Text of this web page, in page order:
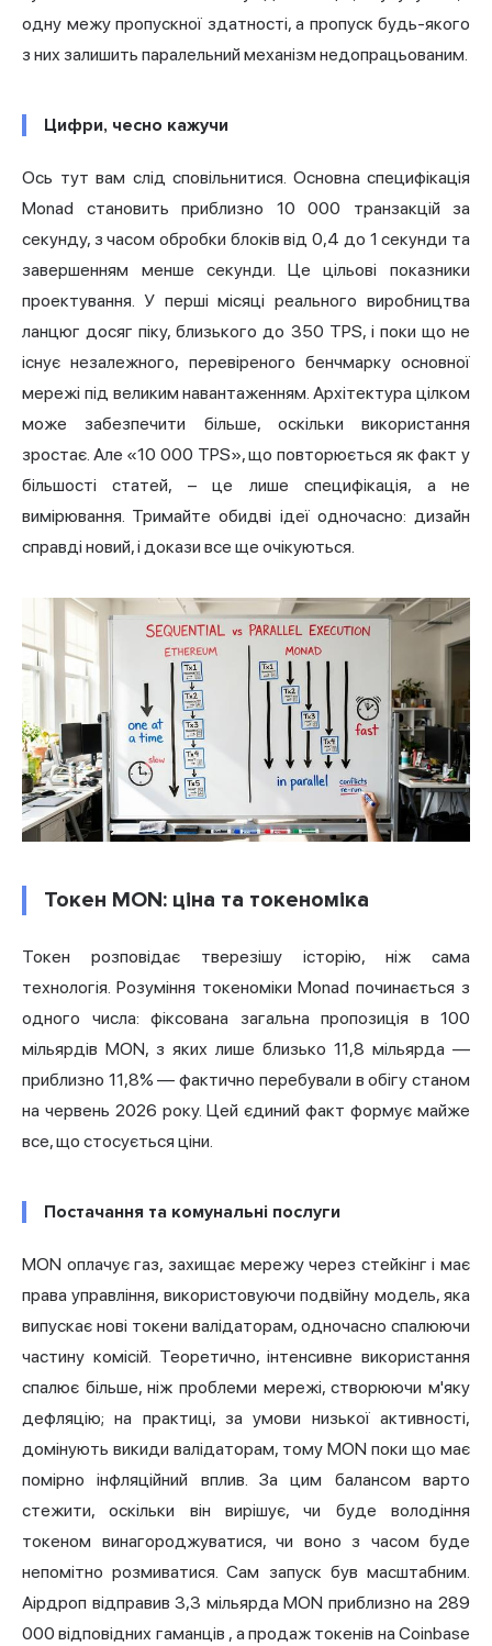
одну межу пропускної здатності, а пропуск будь-якого
з них залишить паралельний механізм недопрацьованим.
Цифри, чесно кажучи
Ось тут вам слід сповільнитися. Основна специфікація
Monad становить приблизно 10 000 транзакцій за
секунду, з часом обробки блоків від 0,4 до 1 секунди та
завершенням менше секунди. Це цільові показники
проектування. У перші місяці реального виробництва
ланцюг досяг піку, близького до 350 TPS, і поки що не
існує незалежного, перевіреного бенчмарку основної
мережі під великим навантаженням. Архітектура цілком
може забезпечити більше, оскільки використання
зростає. Але «10 000 TPS», що повторюється як факт у
більшості статей, – це лише специфікація, а не
вимірювання. Тримайте обидві ідеї одночасно: дизайн
справді новий, і докази все ще очікуються.
Токен MON: ціна та токеноміка
Токен розповідає тверезішу історію, ніж сама
технологія. Розуміння токеноміки Monad починається з
одного числа: фіксована загальна пропозиція в 100
мільярдів MON, з яких лише близько 11,8 мільярда —
приблизно 11,8% — фактично перебували в обігу станом
на червень 2026 року. Цей єдиний факт формує майже
все, що стосується ціни.
Постачання та комунальні послуги
MON оплачує газ, захищає мережу через стейкінг і має
права управління, використовуючи подвійну модель, яка
випускає нові токени валідаторам, одночасно спалюючи
частину комісій. Теоретично, інтенсивне використання
спалює більше, ніж проблеми мережі, створюючи м'яку
дефляцію; на практиці, за умови низької активності,
домінують викиди валідаторам, тому MON поки що має
помірно інфляційний вплив. За цим балансом варто
стежити, оскільки він вирішує, чи буде володіння
токеном винагороджуватися, чи воно з часом буде
непомітно розмиватися. Сам запуск був масштабним.
Аірдроп відправив 3,3 мільярда MON приблизно на 289
000 відповідних гаманців , а продаж токенів на Coinbase